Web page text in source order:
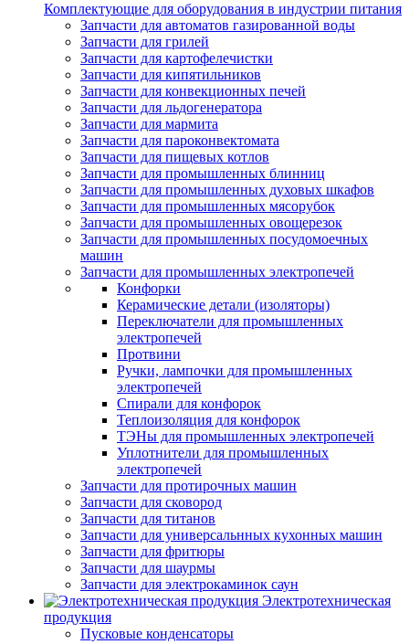
Комплектующие для оборудования в индустрии питания
Запчасти для автоматов газированной воды
Запчасти для грилей
Запчасти для картофелечистки
Запчасти для кипятильников
Запчасти для конвекционных печей
Запчасти для льдогенератора
Запчасти для мармита
Запчасти для пароконвектомата
Запчасти для пищевых котлов
Запчасти для промышленных блинниц
Запчасти для промышленных духовых шкафов
Запчасти для промышленных мясорубок
Запчасти для промышленных овощерезок
Запчасти для промышленных посудомоечных
машин
Запчасти для промышленных электропечей
Конфорки
Керамические детали (изоляторы)
Переключатели для промышленных
электропечей
Протвини
Ручки, лампочки для промышленных
электропечей
Спирали для конфорок
Теплоизоляция для конфорок
ТЭНы для промышленных электропечей
Уплотнители для промышленных
электропечей
Запчасти для протирочных машин
Запчасти для сковород
Запчасти для титанов
Запчасти для универсальнных кухонных машин
Запчасти для фритюры
Запчасти для шаурмы
Запчасти для электрокаминок саун
Электротехническая
продукция
Пусковые конденсаторы